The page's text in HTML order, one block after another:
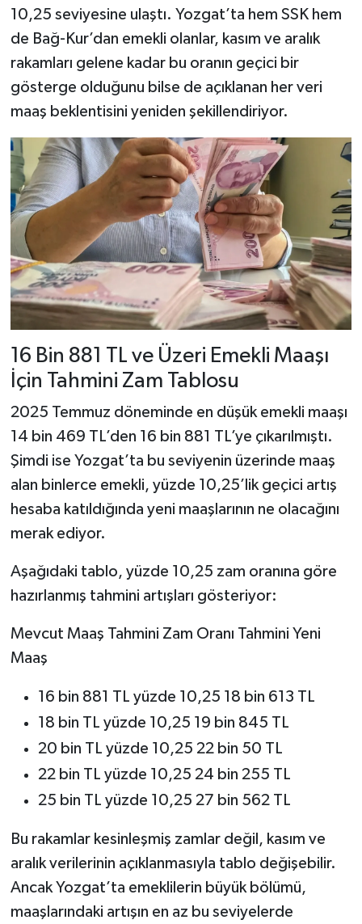
10,25 seviyesine ulaştı. Yozgat’ta hem SSK hem
de Bağ-Kur’dan emekli olanlar, kasım ve aralık
rakamları gelene kadar bu oranın geçici bir
gösterge olduğunu bilse de açıklanan her veri
maaş beklentisini yeniden şekillendiriyor.
16 Bin 881 TL ve Üzeri Emekli Maaşı
İçin Tahmini Zam Tablosu
2025 Temmuz döneminde en düşük emekli maaşı
14 bin 469 TL’den 16 bin 881 TL’ye çıkarılmıştı.
Şimdi ise Yozgat’ta bu seviyenin üzerinde maaş
alan binlerce emekli, yüzde 10,25’lik geçici artış
hesaba katıldığında yeni maaşlarının ne olacağını
merak ediyor.
Aşağıdaki tablo, yüzde 10,25 zam oranına göre
hazırlanmış tahmini artışları gösteriyor:
Mevcut Maaş Tahmini Zam Oranı Tahmini Yeni
Maaş
16 bin 881 TL yüzde 10,25 18 bin 613 TL
18 bin TL yüzde 10,25 19 bin 845 TL
20 bin TL yüzde 10,25 22 bin 50 TL
22 bin TL yüzde 10,25 24 bin 255 TL
25 bin TL yüzde 10,25 27 bin 562 TL
Bu rakamlar kesinleşmiş zamlar değil, kasım ve
aralık verilerinin açıklanmasıyla tablo değişebilir.
Ancak Yozgat’ta emeklilerin büyük bölümü,
maaşlarındaki artışın en az bu seviyelerde